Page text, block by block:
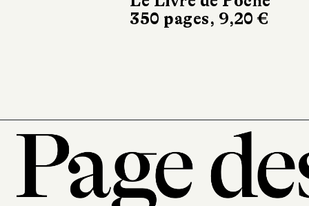
350 pages, 9,20 €